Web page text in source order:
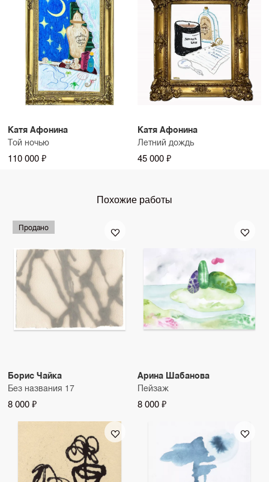
Катя Афонина
Той ночью
110 000 ₽
Катя Афонина
Летний дождь
45 000 ₽
Похожие работы
Продано
Борис Чайка
Без названия 17
8 000 ₽
Арина Шабанова
Пейзаж
8 000 ₽